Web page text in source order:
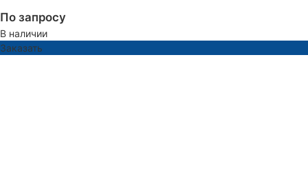
По запросу
В наличии
Заказать